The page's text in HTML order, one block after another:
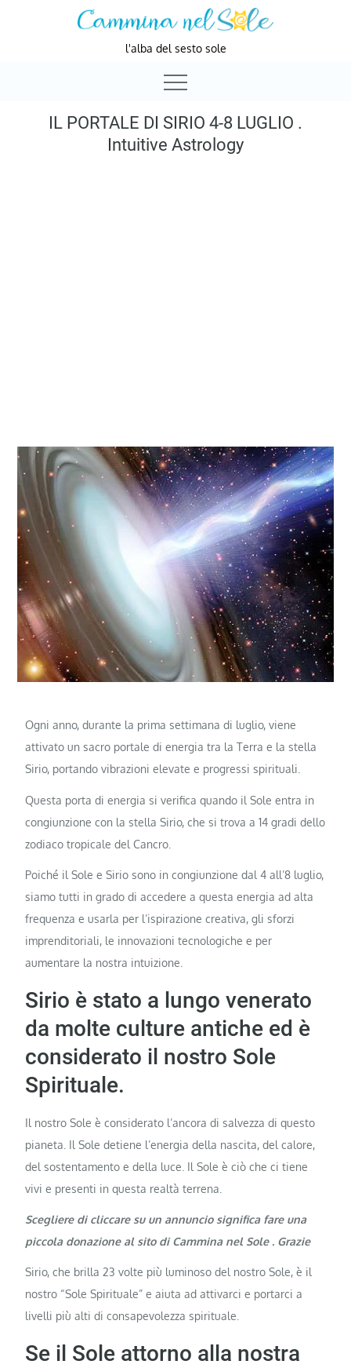
l'alba del sesto sole
IL PORTALE DI SIRIO 4-8 LUGLIO .
Intuitive Astrology
Ogni anno, durante la prima settimana di luglio, viene
attivato un sacro portale di energia tra la Terra e la stella
Sirio, portando vibrazioni elevate e progressi spirituali.
Questa porta di energia si verifica quando il Sole entra in
congiunzione con la stella Sirio, che si trova a 14 gradi dello
zodiaco tropicale del Cancro.
Poiché il Sole e Sirio sono in congiunzione dal 4 all’8 luglio,
siamo tutti in grado di accedere a questa energia ad alta
frequenza e usarla per l’ispirazione creativa, gli sforzi
imprenditoriali, le innovazioni tecnologiche e per
aumentare la nostra intuizione.
Sirio è stato a lungo venerato
da molte culture antiche ed è
considerato il nostro Sole
Spirituale.
Il nostro Sole è considerato l’ancora di salvezza di questo
pianeta. Il Sole detiene l’energia della nascita, del calore,
del sostentamento e della luce. Il Sole è ciò che ci tiene
vivi e presenti in questa realtà terrena.
Scegliere di cliccare su un annuncio significa fare una
piccola donazione al sito di Cammina nel Sole . Grazie
Sirio, che brilla 23 volte più luminoso del nostro Sole, è il
nostro “Sole Spirituale” e aiuta ad attivarci e portarci a
livelli più alti di consapevolezza spirituale.
Se il Sole attorno alla nostra